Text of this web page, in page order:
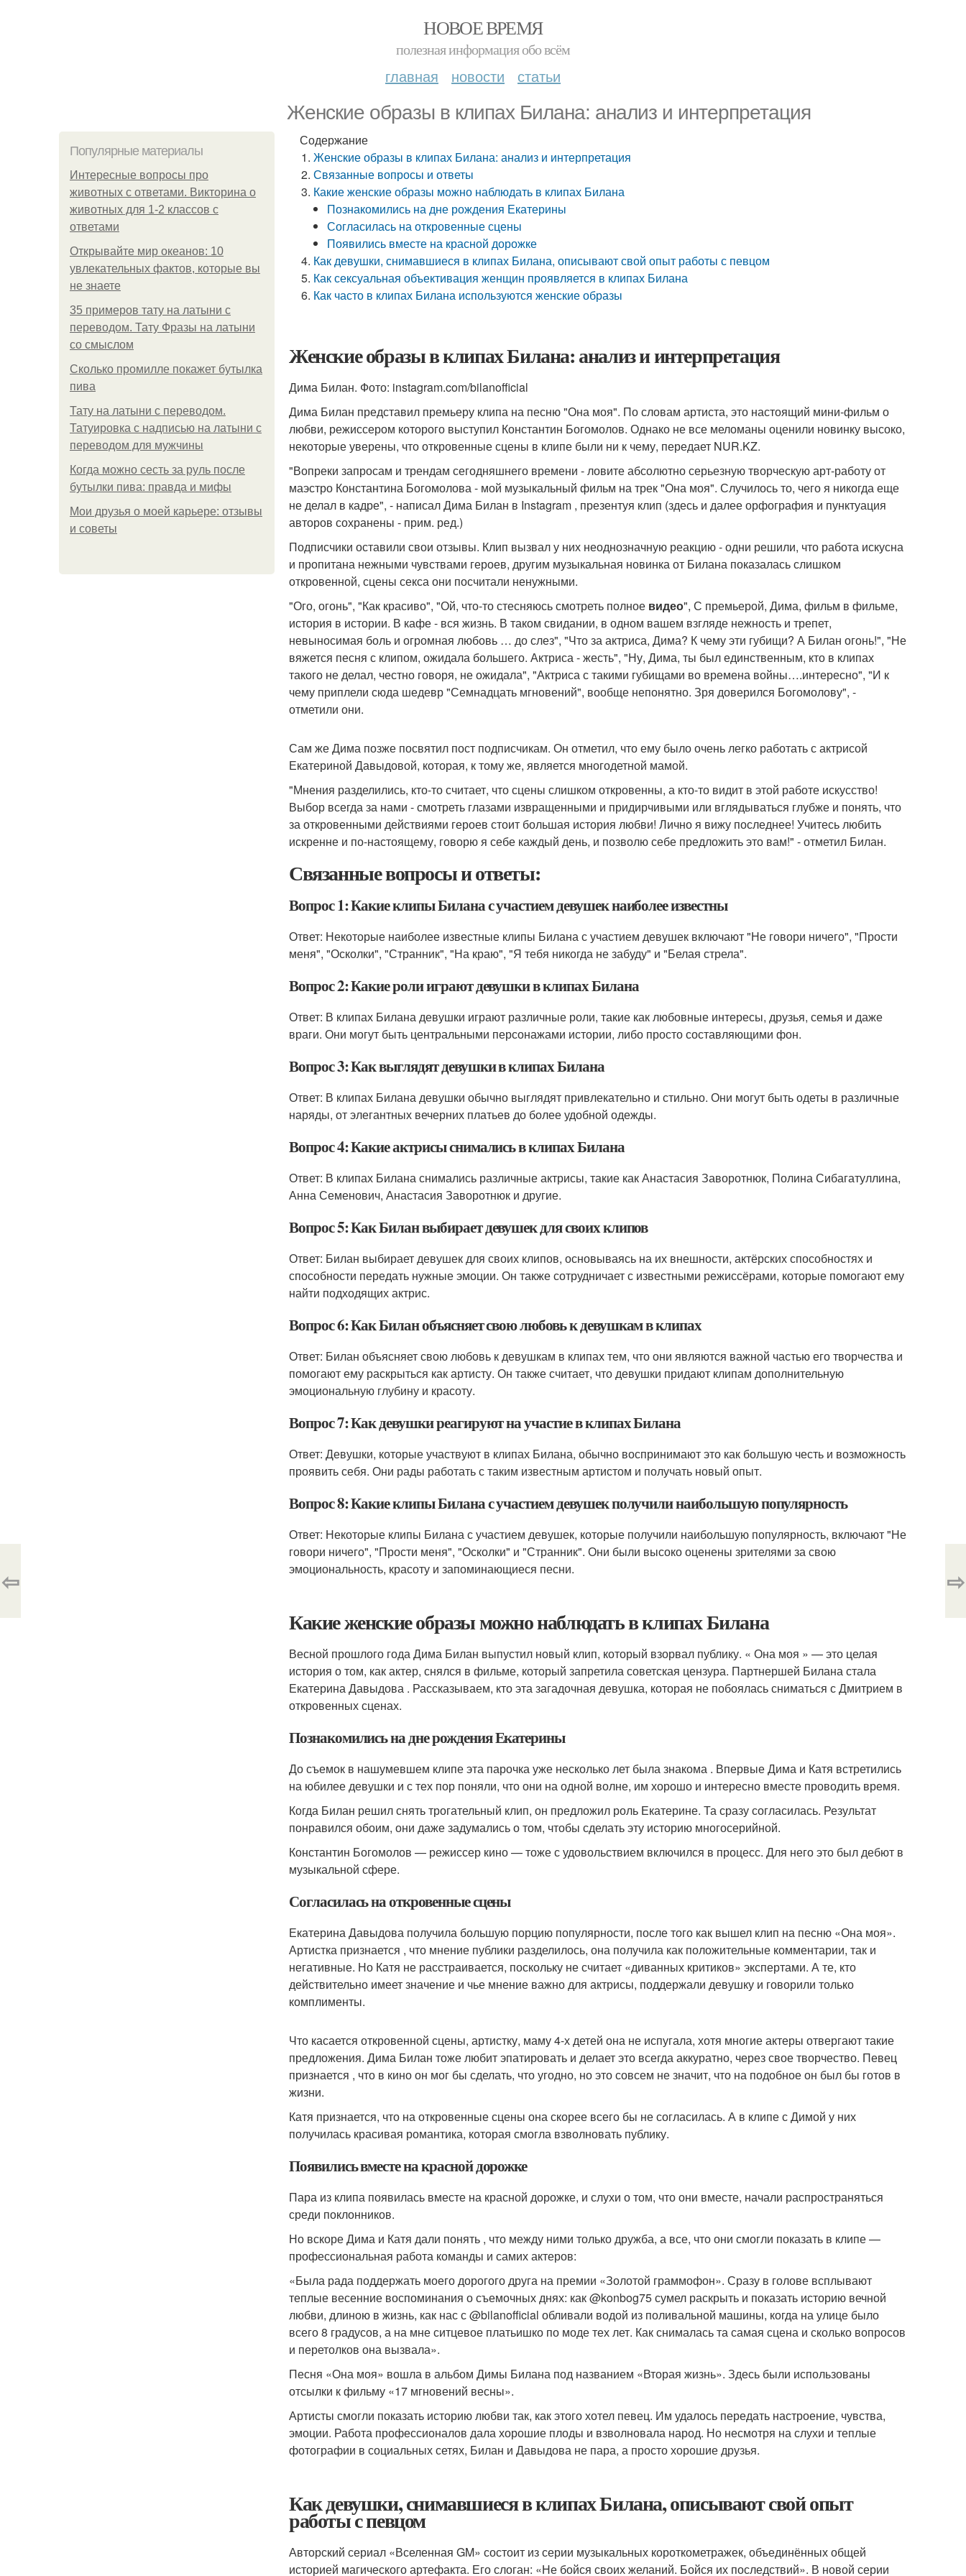
НОВОЕ ВРЕМЯ
полезная информация обо всём
главная новости статьи
Женские образы в клипах Билана: анализ и интерпретация
Популярные материалы
Интересные вопросы про
животных с ответами. Викторина о
животных для 1-2 классов с
ответами
Открывайте мир океанов: 10
увлекательных фактов, которые вы
не знаете
35 примеров тату на латыни с
переводом. Тату Фразы на латыни
со смыслом
Сколько промилле покажет бутылка
пива
Тату на латыни с переводом.
Татуировка с надписью на латыни с
переводом для мужчины
Когда можно сесть за руль после
бутылки пива: правда и мифы
Мои друзья о моей карьере: отзывы
и советы
Содержание
Женские образы в клипах Билана: анализ и интерпретация
Связанные вопросы и ответы
Какие женские образы можно наблюдать в клипах Билана
Познакомились на дне рождения Екатерины
Согласилась на откровенные сцены
Появились вместе на красной дорожке
Как девушки, снимавшиеся в клипах Билана, описывают свой опыт работы с певцом
Как сексуальная объективация женщин проявляется в клипах Билана
Как часто в клипах Билана используются женские образы
Женские образы в клипах Билана: анализ и интерпретация
Дима Билан. Фото: instagram.com/bilanofficial
Дима Билан представил премьеру клипа на песню "Она моя". По словам артиста, это настоящий мини-фильм о
любви, режиссером которого выступил Константин Богомолов. Однако не все меломаны оценили новинку высоко,
некоторые уверены, что откровенные сцены в клипе были ни к чему, передает NUR.KZ.
"Вопреки запросам и трендам сегодняшнего времени - ловите абсолютно серьезную творческую арт-работу от
маэстро Константина Богомолова - мой музыкальный фильм на трек "Она моя". Случилось то, чего я никогда еще
не делал в кадре", - написал Дима Билан в Instagram , презентуя клип (здесь и далее орфография и пунктуация
авторов сохранены - прим. ред.)
Подписчики оставили свои отзывы. Клип вызвал у них неоднозначную реакцию - одни решили, что работа искусна
и пропитана нежными чувствами героев, другим музыкальная новинка от Билана показалась слишком
откровенной, сцены секса они посчитали ненужными.
"Ого, огонь", "Как красиво", "Ой, что-то стесняюсь смотреть полное видео", С премьерой, Дима, фильм в фильме,
история в истории. В кафе - вся жизнь. В таком свидании, в одном вашем взгляде нежность и трепет,
невыносимая боль и огромная любовь … до слез", "Что за актриса, Дима? К чему эти губищи? А Билан огонь!", "Не
вяжется песня с клипом, ожидала большего. Актриса - жесть", "Ну, Дима, ты был единственным, кто в клипах
такого не делал, честно говоря, не ожидала", "Актриса с такими губищами во времена войны….интересно", "И к
чему приплели сюда шедевр "Семнадцать мгновений", вообще непонятно. Зря доверился Богомолову", -
отметили они.
Сам же Дима позже посвятил пост подписчикам. Он отметил, что ему было очень легко работать с актрисой
Екатериной Давыдовой, которая, к тому же, является многодетной мамой.
"Мнения разделились, кто-то считает, что сцены слишком откровенны, а кто-то видит в этой работе искусство!
Выбор всегда за нами - смотреть глазами извращенными и придирчивыми или вглядываться глубже и понять, что
за откровенными действиями героев стоит большая история любви! Лично я вижу последнее! Учитесь любить
искренне и по-настоящему, говорю я себе каждый день, и позволю себе предложить это вам!" - отметил Билан.
Связанные вопросы и ответы:
Вопрос 1: Какие клипы Билана с участием девушек наиболее известны
Ответ: Некоторые наиболее известные клипы Билана с участием девушек включают "Не говори ничего", "Прости
меня", "Осколки", "Странник", "На краю", "Я тебя никогда не забуду" и "Белая стрела".
Вопрос 2: Какие роли играют девушки в клипах Билана
Ответ: В клипах Билана девушки играют различные роли, такие как любовные интересы, друзья, семья и даже
враги. Они могут быть центральными персонажами истории, либо просто составляющими фон.
Вопрос 3: Как выглядят девушки в клипах Билана
Ответ: В клипах Билана девушки обычно выглядят привлекательно и стильно. Они могут быть одеты в различные
наряды, от элегантных вечерних платьев до более удобной одежды.
Вопрос 4: Какие актрисы снимались в клипах Билана
Ответ: В клипах Билана снимались различные актрисы, такие как Анастасия Заворотнюк, Полина Сибагатуллина,
Анна Семенович, Анастасия Заворотнюк и другие.
Вопрос 5: Как Билан выбирает девушек для своих клипов
Ответ: Билан выбирает девушек для своих клипов, основываясь на их внешности, актёрских способностях и
способности передать нужные эмоции. Он также сотрудничает с известными режиссёрами, которые помогают ему
найти подходящих актрис.
Вопрос 6: Как Билан объясняет свою любовь к девушкам в клипах
Ответ: Билан объясняет свою любовь к девушкам в клипах тем, что они являются важной частью его творчества и
помогают ему раскрыться как артисту. Он также считает, что девушки придают клипам дополнительную
эмоциональную глубину и красоту.
Вопрос 7: Как девушки реагируют на участие в клипах Билана
Ответ: Девушки, которые участвуют в клипах Билана, обычно воспринимают это как большую честь и возможность
проявить себя. Они рады работать с таким известным артистом и получать новый опыт.
Вопрос 8: Какие клипы Билана с участием девушек получили наибольшую популярность
Ответ: Некоторые клипы Билана с участием девушек, которые получили наибольшую популярность, включают "Не
говори ничего", "Прости меня", "Осколки" и "Странник". Они были высоко оценены зрителями за свою
эмоциональность, красоту и запоминающиеся песни.
Какие женские образы можно наблюдать в клипах Билана
Весной прошлого года Дима Билан выпустил новый клип, который взорвал публику. « Она моя » — это целая
история о том, как актер, снялся в фильме, который запретила советская цензура. Партнершей Билана стала
Екатерина Давыдова . Рассказываем, кто эта загадочная девушка, которая не побоялась сниматься с Дмитрием в
откровенных сценах.
Познакомились на дне рождения Екатерины
До съемок в нашумевшем клипе эта парочка уже несколько лет была знакома . Впервые Дима и Катя встретились
на юбилее девушки и с тех пор поняли, что они на одной волне, им хорошо и интересно вместе проводить время.
Когда Билан решил снять трогательный клип, он предложил роль Екатерине. Та сразу согласилась. Результат
понравился обоим, они даже задумались о том, чтобы сделать эту историю многосерийной.
Константин Богомолов — режиссер кино — тоже с удовольствием включился в процесс. Для него это был дебют в
музыкальной сфере.
Согласилась на откровенные сцены
Екатерина Давыдова получила большую порцию популярности, после того как вышел клип на песню «Она моя».
Артистка признается , что мнение публики разделилось, она получила как положительные комментарии, так и
негативные. Но Катя не расстраивается, поскольку не считает «диванных критиков» экспертами. А те, кто
действительно имеет значение и чье мнение важно для актрисы, поддержали девушку и говорили только
комплименты.
Что касается откровенной сцены, артистку, маму 4-х детей она не испугала, хотя многие актеры отвергают такие
предложения. Дима Билан тоже любит эпатировать и делает это всегда аккуратно, через свое творчество. Певец
признается , что в кино он мог бы сделать, что угодно, но это совсем не значит, что на подобное он был бы готов в
жизни.
Катя признается, что на откровенные сцены она скорее всего бы не согласилась. А в клипе с Димой у них
получилась красивая романтика, которая смогла взволновать публику.
Появились вместе на красной дорожке
Пара из клипа появилась вместе на красной дорожке, и слухи о том, что они вместе, начали распространяться
среди поклонников.
Но вскоре Дима и Катя дали понять , что между ними только дружба, а все, что они смогли показать в клипе —
профессиональная работа команды и самих актеров:
«Была рада поддержать моего дорогого друга на премии «Золотой граммофон». Сразу в голове всплывают
теплые весенние воспоминания о съемочных днях: как @konbog75 сумел раскрыть и показать историю вечной
любви, длиною в жизнь, как нас с @bilanofficial обливали водой из поливальной машины, когда на улице было
всего 8 градусов, а на мне ситцевое платьишко по моде тех лет. Как снималась та самая сцена и сколько вопросов
и перетолков она вызвала».
Песня «Она моя» вошла в альбом Димы Билана под названием «Вторая жизнь». Здесь были использованы
отсылки к фильму «17 мгновений весны».
Артисты смогли показать историю любви так, как этого хотел певец. Им удалось передать настроение, чувства,
эмоции. Работа профессионалов дала хорошие плоды и взволновала народ. Но несмотря на слухи и теплые
фотографии в социальных сетях, Билан и Давыдова не пара, а просто хорошие друзья.
Как девушки, снимавшиеся в клипах Билана, описывают свой опыт
работы с певцом
Авторский сериал «Вселенная GM» состоит из серии музыкальных короткометражек, объединённых общей
историей магического артефакта. Его слоган: «Не бойся своих желаний. Бойся их последствий». В новой серии
⇦ ⇨